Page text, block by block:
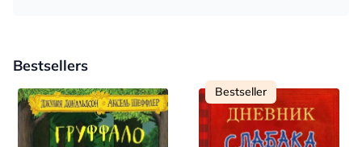
Bestsellers
Bestseller